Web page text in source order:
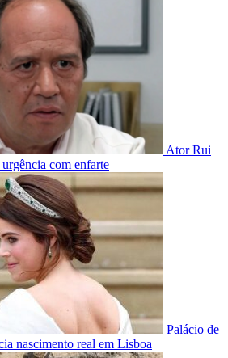
Ator Rui
com enfarte
Palácio de
nascimento real em Lisboa